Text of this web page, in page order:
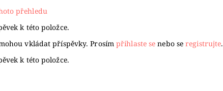
přehledu
k této položce.
vkládat příspěvky. Prosímpřihlaste se nebo seregistrujte.
k této položce.